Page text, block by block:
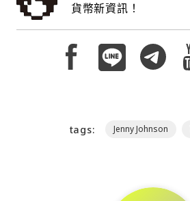
貨幣新資訊！
tags: Jenny Johnson